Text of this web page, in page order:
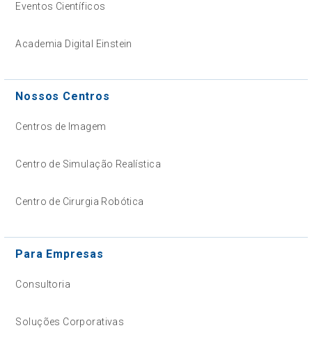
Eventos Científicos
Academia Digital Einstein
Nossos Centros
Centros de Imagem
Centro de Simulação Realística
Centro de Cirurgia Robótica
Para Empresas
Consultoria
Soluções Corporativas